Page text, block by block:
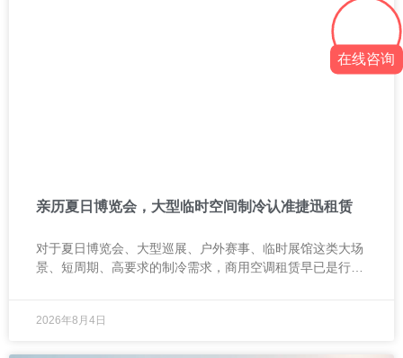
亲历夏日博览会，大型临时空间制冷认准捷迅租赁
对于夏日博览会、大型巡展、户外赛事、临时展馆这类大场
景、短周期、高要求的制冷需求，商用空调租赁早已是行业
2026年8月4日
在线咨询